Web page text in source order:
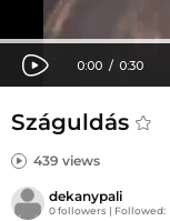
Száguldás
439 views
dekanypali
0 followers | Followed: